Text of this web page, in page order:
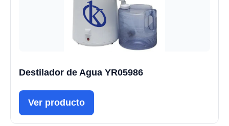
Destilador de Agua YR05986
Ver producto